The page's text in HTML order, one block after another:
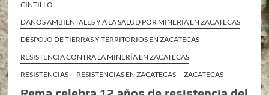
CINTILLO
DAÑOS AMBIENTALES Y A LA SALUD POR MINERÍA EN ZACATECAS
DESPOJO DE TIERRAS Y TERRITORIOS EN ZACATECAS
RESISTENCIA CONTRA LA MINERÍA EN ZACATECAS
RESISTENCIAS
RESISTENCIAS EN ZACATECAS ZACATECAS